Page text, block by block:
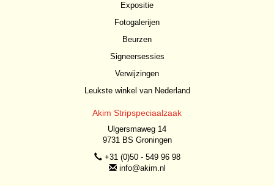
Expositie
Fotogalerijen
Beurzen
Signeersessies
Verwijzingen
Leukste winkel van Nederland
Akim Stripspeciaalzaak
Ulgersmaweg 14
9731 BS Groningen
+31 (0)50 - 549 96 98
info@akim.nl